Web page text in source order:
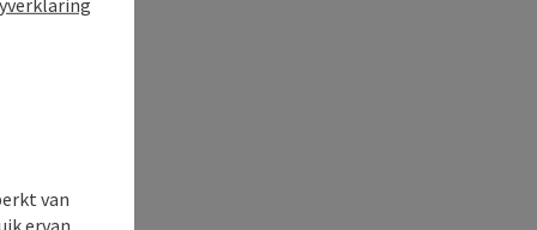
van
ervan